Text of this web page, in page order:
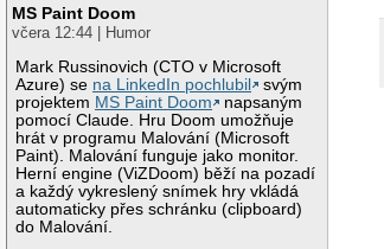
MS Paint Doom
včera 12:44 | Humor
Mark Russinovich (CTO v Microsoft
Azure) se na LinkedIn pochlubil
svým
projektem MS Paint Doom
napsaným
pomocí Claude. Hru Doom umožňuje
hrát v programu Malování (Microsoft
Paint). Malování funguje jako monitor.
Herní engine (ViZDoom) běží na pozadí
a každý vykreslený snímek hry vkládá
automaticky přes schránku (clipboard)
do Malování.